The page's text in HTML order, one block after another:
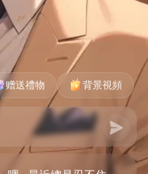
赠送禮物 背景視頻